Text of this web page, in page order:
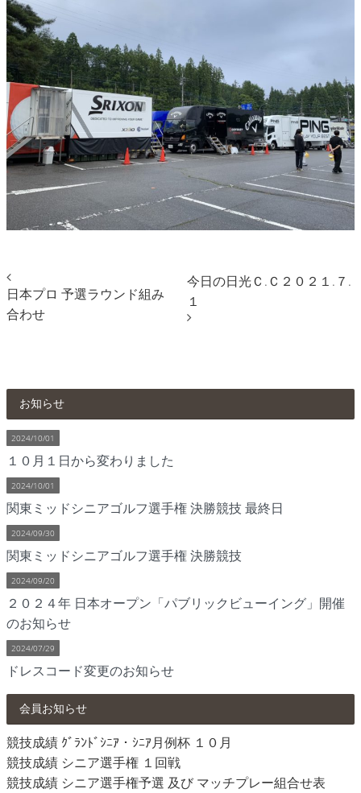
日本プロ 予選ラウンド組み
合わせ
今日の日光Ｃ.Ｃ２０２１.７.
１
お知らせ
2024/10/01
１０月１日から変わりました
2024/10/01
関東ミッドシニアゴルフ選手権 決勝競技 最終日
2024/09/30
関東ミッドシニアゴルフ選手権 決勝競技
2024/09/20
２０２４年 日本オープン「パブリックビューイング」開催
のお知らせ
2024/07/29
ドレスコード変更のお知らせ
会員お知らせ
競技成績 ｸﾞﾗﾝﾄﾞｼﾆｱ・ｼﾆｱ月例杯 １０月
競技成績 シニア選手権 １回戦
競技成績 シニア選手権予選 及び マッチプレー組合せ表